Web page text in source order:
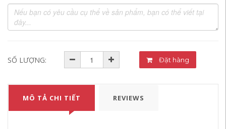
SỐ LƯỢNG: Đặt hàng
MÔ TẢ CHI TIẾT REVIEWS